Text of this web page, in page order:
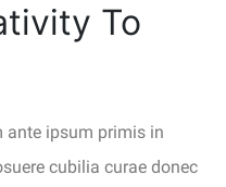
To
ante ipsum primis in
cubilia curae donec